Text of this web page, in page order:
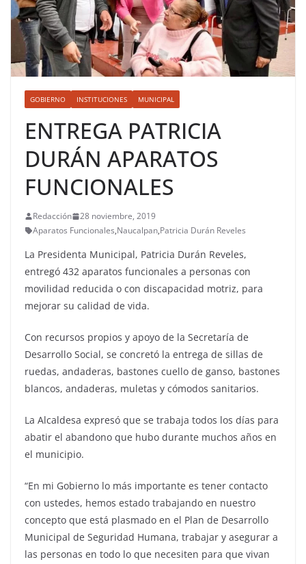
GOBIERNO INSTITUCIONES MUNICIPAL
ENTREGA PATRICIA
DURÁN APARATOS
FUNCIONALES
Redacción
28 noviembre, 2019
Aparatos Funcionales,Naucalpan,Patricia Durán Reveles
La Presidenta Municipal, Patricia Durán Reveles,
entregó 432 aparatos funcionales a personas con
movilidad reducida o con discapacidad motriz, para
mejorar su calidad de vida.
Con recursos propios y apoyo de la Secretaría de
Desarrollo Social, se concretó la entrega de sillas de
ruedas, andaderas, bastones cuello de ganso, bastones
blancos, andaderas, muletas y cómodos sanitarios.
La Alcaldesa expresó que se trabaja todos los días para
abatir el abandono que hubo durante muchos años en
el municipio.
“En mi Gobierno lo más importante es tener contacto
con ustedes, hemos estado trabajando en nuestro
concepto que está plasmado en el Plan de Desarrollo
Municipal de Seguridad Humana, trabajar y asegurar a
las personas en todo lo que necesiten para que vivan